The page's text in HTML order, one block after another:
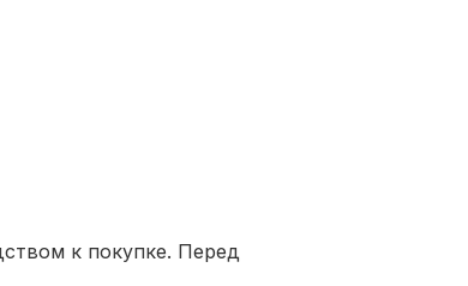
к покупке. Перед